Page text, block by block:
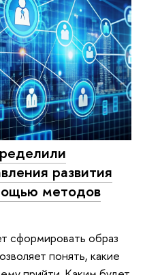
развития
методов
сформировать образ
понять, какие